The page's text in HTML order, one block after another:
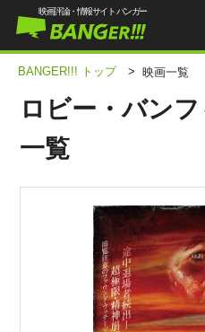
映
映画
映画評論・情報サイト バンガー
BANGER!!! トップ > 映画一覧
ロビー・バン
一覧